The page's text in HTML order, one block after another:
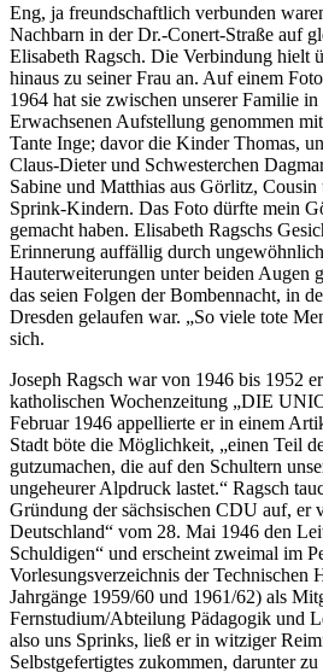
Eng, ja freundschaftlich verbunden
Nachbarn in der Dr.-Conert-Straße auf
Elisabeth Ragsch. Die Verbindung hielt
hinaus zu seiner Frau an. Auf einem
1964 hat sie zwischen unserer Familie
Erwachsenen Aufstellung genommen
Tante Inge; davor die Kinder Thomas,
Claus-Dieter und Schwesterchen
Sabine und Matthias aus Görlitz,
Sprink-Kindern. Das Foto dürfte mein
gemacht haben. Elisabeth Ragschs
Erinnerung auffällig durch
Hauterweiterungen unter beiden Augen
das seien Folgen der Bombennacht, in
Dresden gelaufen war.
So viele tote
sich.
Joseph Ragsch war von 1946 bis 1952
katholischen Wochenzeitung
DIE
Februar 1946 appellierte er in einem
Stadt böte die Möglichkeit,
einen Teil
gutzumachen, die auf den Schultern
ungeheurer Alpdruck lastet.
Ragsch
Gründung der sächsischen CDU auf, er
Deutschland
vom 28. Mai 1946 den
Schuldigen
und erscheint zweimal im
Vorlesungsverzeichnis der Technischen
Jahrgänge 1959/60 und 1961/62) als
Fernstudium/Abteilung Pädagogik und
also uns Sprinks, ließ er in witziger
Selbstgefertigtes zukommen, darunter